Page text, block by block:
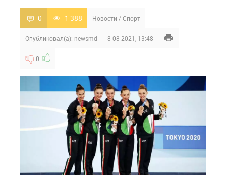
0 1 388 Новости /Спорт
Опубликовал(а): newsmd 8-08-2021, 13:48
0